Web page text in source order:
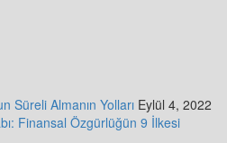
Süreli Almanın Yolları Eylül 4, 2022
Finansal Özgürlüğün 9 İlkesi